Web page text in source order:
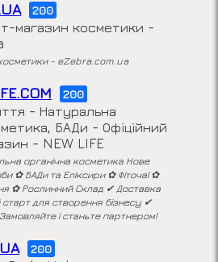
200
магазин косметики -
- eZebra.com.ua
200
- Натуральна
БАДи - Офіційний
- NEW LIFE
органічна косметика Нове
✿ БАДи та Еліксири ✿ Фіточаї ✿
✿ Рослинний Склад ✔ Доставка
старт для створення бізнесу ✔
і станьте партнером!
200